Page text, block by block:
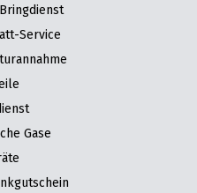
Service
Gase